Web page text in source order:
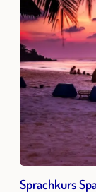
Sprachkurs